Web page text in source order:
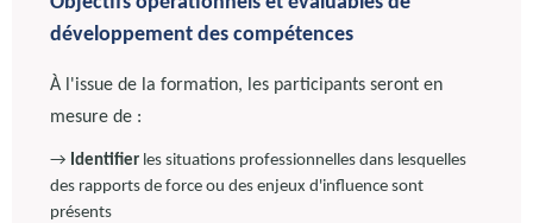
développement des compétences
À l'issue de la formation, les participants seront en
mesure de :
→ Identifier les situations professionnelles dans lesquelles
des rapports de force ou des enjeux d'influence sont
présents